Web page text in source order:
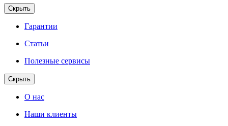
Скрыть
Гарантии
Статьи
Полезные сервисы
Скрыть
О нас
Наши клиенты